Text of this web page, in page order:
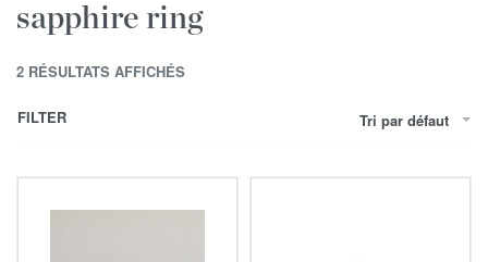
sapphire ring
2 RÉSULTATS AFFICHÉS
Tri par défaut
FILTER